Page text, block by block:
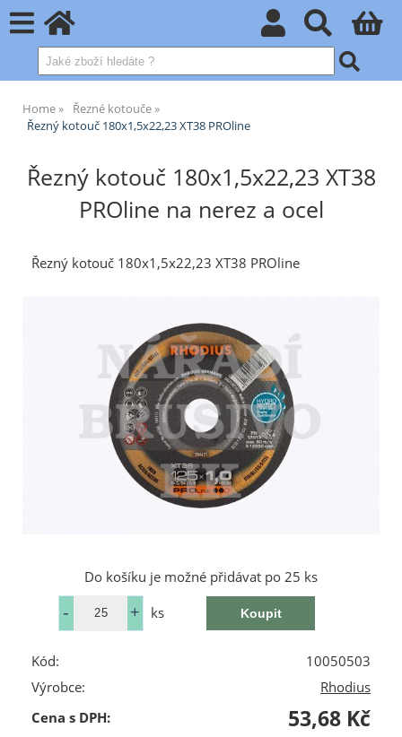
Home
Řezné kotouče
Řezný kotouč 180x1,5x22,23 XT38 PROline
Řezný kotouč 180x1,5x22,23 XT38
PROline na nerez a ocel
Řezný kotouč 180x1,5x22,23 XT38 PROline
Do košíku je možné přidávat po 25 ks
ks
Kód:
10050503
Výrobce:
Rhodius
Cena s DPH:
53,68 Kč